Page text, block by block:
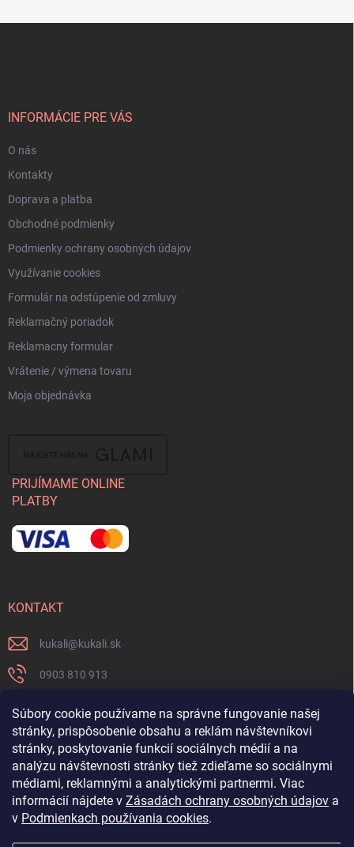
Súbory cookie používame na správne fungovanie našej
stránky, prispôsobenie obsahu a reklám návštevníkovi
stránky, poskytovanie funkcií sociálnych médií a na
analýzu návštevnosti stránky tiež zdieľame so sociálnymi
médiami, reklamnými a analytickými partnermi. Viac
informácií nájdete v Zásadách ochrany osobných údajov a
v Podmienkach používania cookies.
INFORMÁCIE PRE VÁS
O nás
Kontakty
Doprava a platba
Obchodné podmienky
Podmienky ochrany osobných údajov
Využívanie cookies
Formulár na odstúpenie od zmluvy
Reklamačný poriadok
Reklamacny formular
Vrátenie / výmena tovaru
Moja objednávka
PRIJÍMAME ONLINE
PLATBY
KONTAKT
kukali@kukali.sk
0903 810 913
Nenechajte si ujsť novinky a sledujte nás na FB
kukalishop